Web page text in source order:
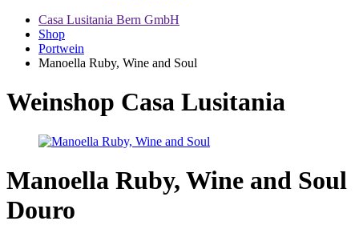
Casa Lusitania Bern GmbH
Shop
Portwein
Manoella Ruby, Wine and Soul
Weinshop Casa Lusitania
Manoella Ruby, Wine and Soul
Douro